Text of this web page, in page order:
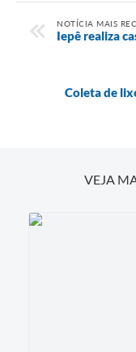
NOTÍCIA MAIS
Iepê realiza
Coleta de
VEJA